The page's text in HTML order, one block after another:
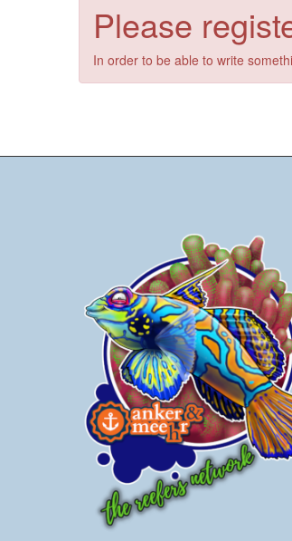
Please
In order to be able to write